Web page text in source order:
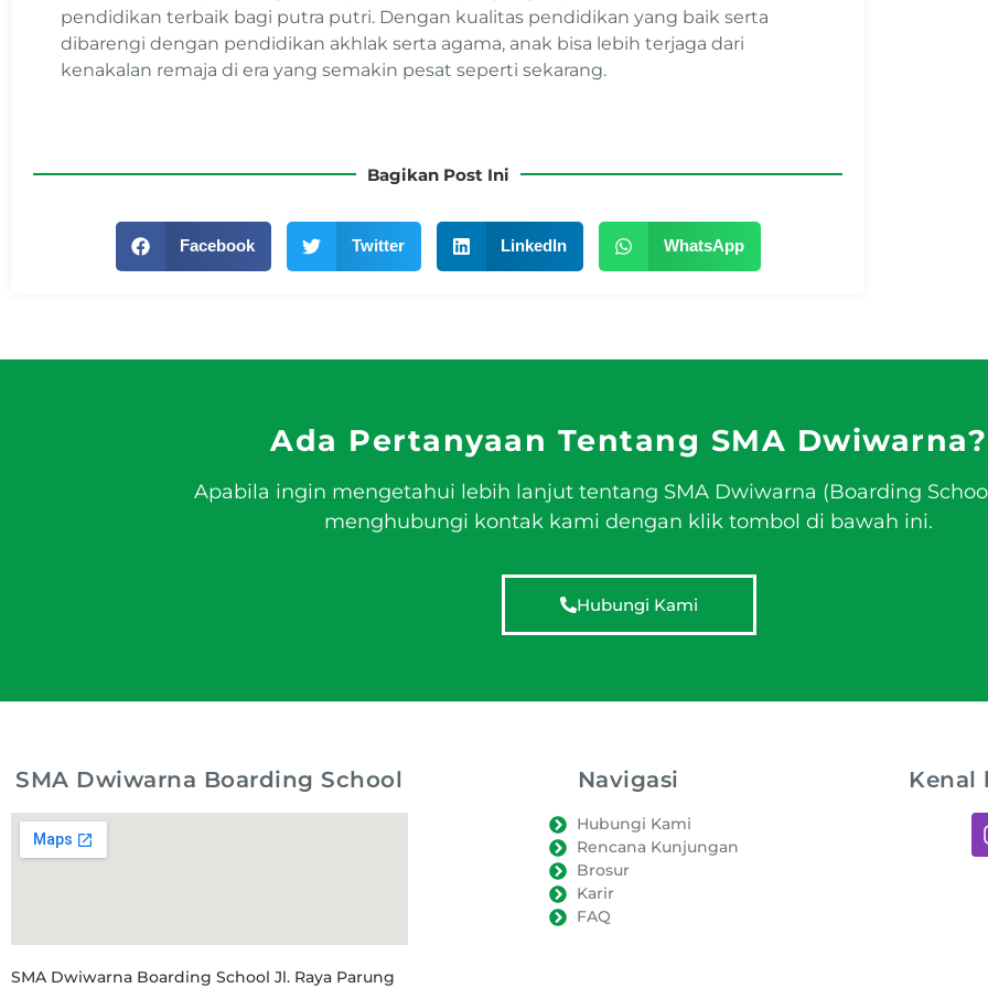
pendidikan terbaik bagi putra putri. Dengan kualitas pendidikan yang baik serta
dibarengi dengan pendidikan akhlak serta agama, anak bisa lebih terjaga dari
kenakalan remaja di era yang semakin pesat seperti sekarang.
Bagikan Post Ini
Facebook Twitter LinkedIn WhatsApp
Ada Pertanyaan Tentang SMA Dwiwarna?
Apabila ingin mengetahui lebih lanjut tentang SMA Dwiwarna (Boarding
menghubungi kontak kami dengan klik tombol di bawah ini.
Hubungi Kami
SMA Dwiwarna Boarding School
SMA Dwiwarna Boarding School Jl. Raya Parung
Navigasi
Hubungi Kami
Rencana Kunjungan
Brosur
Karir
FAQ
Kenal